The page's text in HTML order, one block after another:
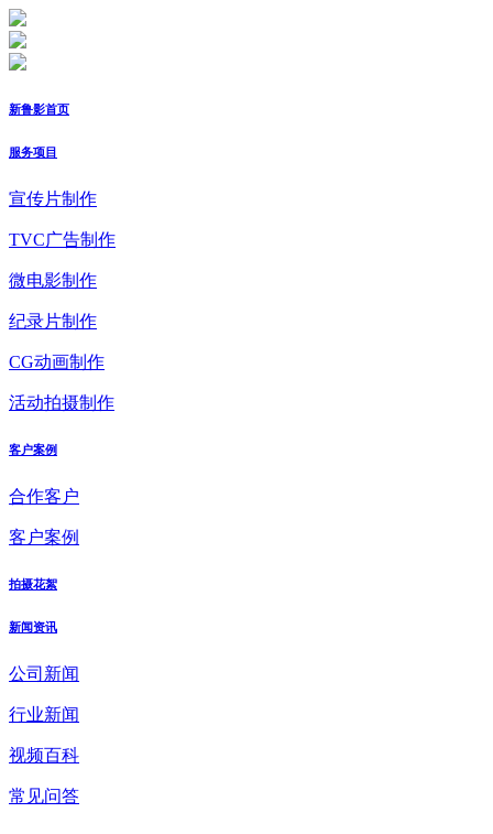
新鲁影首页
服务项目
宣传片制作
TVC广告制作
微电影制作
纪录片制作
CG动画制作
活动拍摄制作
客户案例
合作客户
客户案例
拍摄花絮
新闻资讯
公司新闻
行业新闻
视频百科
常见问答